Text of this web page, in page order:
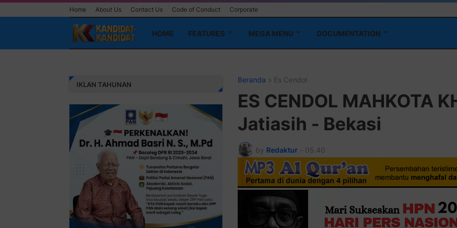
Home About Us Contact Us Code of Conduct Corporate
HOME FEATURES MEGA MENU DOCUMENTATION
Beranda Es Cendol
ES CENDOL MAHKOTA
Jatiasih - Bekasi
by Redaktur - 05.40
IKLAN TAHUNAN